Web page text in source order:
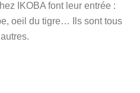
IKOBA font leur entrée :
oeil du tigre… Ils sont tous